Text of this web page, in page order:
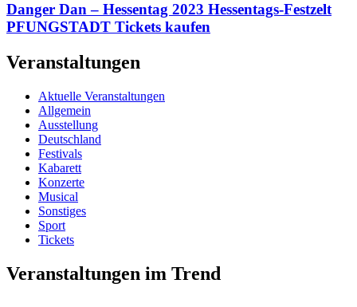
Danger Dan – Hessentag 2023 Hessentags-Festzelt
PFUNGSTADT Tickets kaufen
Veranstaltungen
Aktuelle Veranstaltungen
Allgemein
Ausstellung
Deutschland
Festivals
Kabarett
Konzerte
Musical
Sonstiges
Sport
Tickets
Veranstaltungen im Trend